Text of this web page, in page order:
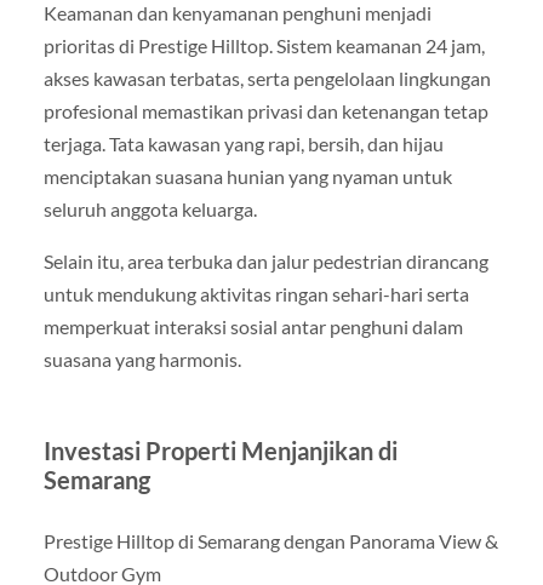
Keamanan dan kenyamanan penghuni menjadi
prioritas di Prestige Hilltop. Sistem keamanan 24 jam,
akses kawasan terbatas, serta pengelolaan lingkungan
profesional memastikan privasi dan ketenangan tetap
terjaga. Tata kawasan yang rapi, bersih, dan hijau
menciptakan suasana hunian yang nyaman untuk
seluruh anggota keluarga.
Selain itu, area terbuka dan jalur pedestrian dirancang
untuk mendukung aktivitas ringan sehari-hari serta
memperkuat interaksi sosial antar penghuni dalam
suasana yang harmonis.
Investasi Properti Menjanjikan di
Semarang
Prestige Hilltop di Semarang dengan Panorama View &
Outdoor Gym